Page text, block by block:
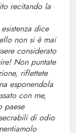
recitando la
dice
non si è mai
considerato
Non puntate
riflettete
esponendola
con me,
paese
di odio